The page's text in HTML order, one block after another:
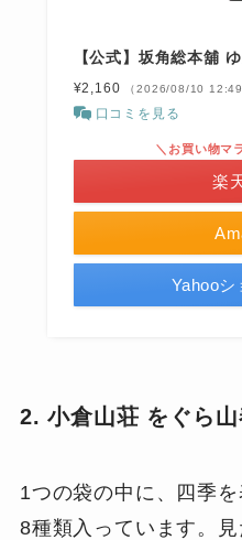
【公式】坂角総本舖
¥2,160 （2026/08/10
口コミを見る
＼お買い物マ
楽
Yahooシ
2. 小倉山荘 をぐら山
1つの袋の中に、四季
8種類入っています。見